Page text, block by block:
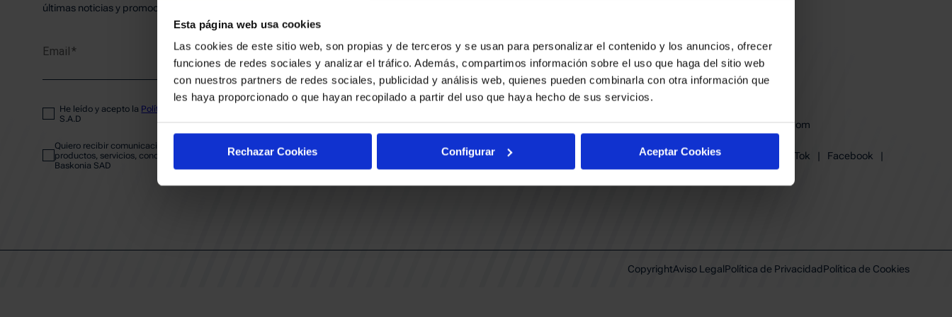
Esta página web usa cookies
Las cookies de este sitio web, son propias y de terceros y se usan para personalizar el contenido y los anuncios, ofrecer
funciones de redes sociales y analizar el tráfico. Además, compartimos información sobre el uso que haga del sitio web
con nuestros partners de redes sociales, publicidad y análisis web, quienes pueden combinarla con otra información que
les haya proporcionado o que hayan recopilado a partir del uso que haya hecho de sus servicios.
Rechazar Cookies Configurar Aceptar Cookies
PLANTILLA
ENTRADAS
ABONADOS
CALENDARIO
CLUB
últimas noticias y promociones del club.
Email
He leído y acepto la Política de privacidad
S.A.D
Quiero recibir comunicaciones electrónicas sobre las actividades,
productos, servicios, concursos, ofertas y/o promociones del SASKI
Baskonia SAD
BAKH
FUNDACIÓN BASKONIA-ALAVÉS
01013 Vitoria-Gasteiz
baskonia@baskonia.com
Instagram
TikTok | Facebook
|
Youtube
| Linkedin
CopyrightAviso LegalPolítica de PrivacidadPolítica de Cookies